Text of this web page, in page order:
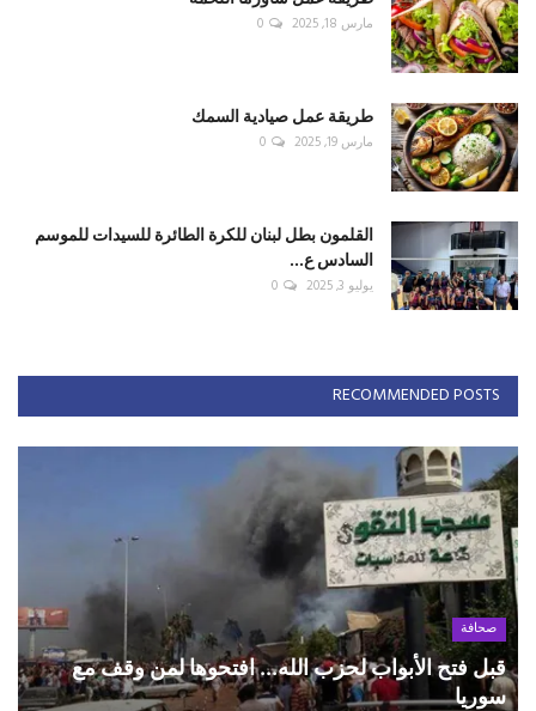
مارس 18, 2025 0
طريقة عمل صيادية السمك
مارس 19, 2025 0
القلمون بطل لبنان للكرة الطائرة للسيدات للموسم
السادس ع...
يوليو 3, 2025 0
RECOMMENDED POSTS
صحافة
قبل فتح الأبواب لحزب الله... افتحوها لمن وقف مع
سوريا